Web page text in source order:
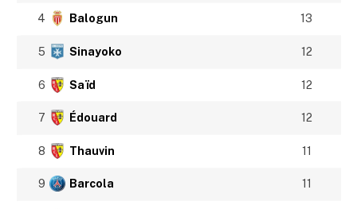
4 Balogun 13
5 Sinayoko 12
6 Saïd 12
7 Édouard 12
8 Thauvin 11
9 Barcola 11